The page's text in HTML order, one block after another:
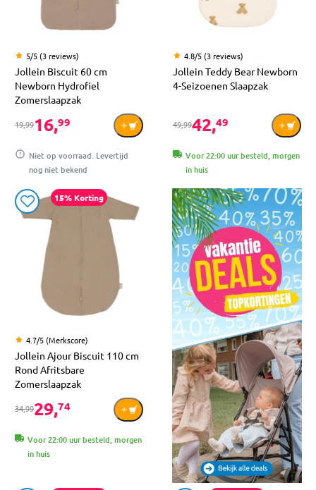
5/5 (3 reviews)
Jollein Biscuit 60 cm
Newborn Hydrofiel
Zomerslaapzak
19,9916,99
Niet op voorraad. Levertijd
nog niet bekend
4.8/5 (3 reviews)
Jollein Teddy Bear Newborn
4-Seizoenen Slaapzak
49,9942,49
Voor 22:00 uur besteld, morgen
in huis
15% Korting
4.7/5 (Merkscore)
Jollein Ajour Biscuit 110 cm
Rond Afritsbare
Zomerslaapzak
34,9929,74
Voor 22:00 uur besteld, morgen
in huis